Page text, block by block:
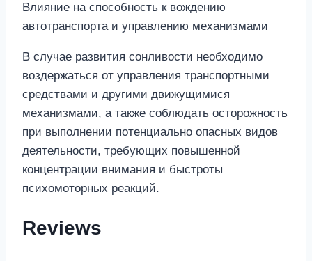
Влияние на способность к вождению
автотранспорта и управлению механизмами
В случае развития сонливости необходимо
воздержаться от управления транспортными
средствами и другими движущимися
механизмами, а также соблюдать осторожность
при выполнении потенциально опасных видов
деятельности, требующих повышенной
концентрации внимания и быстроты
психомоторных реакций.
Reviews